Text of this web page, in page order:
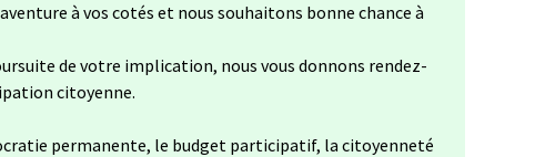
à vos cotés et nous souhaitons bonne chance à
de votre implication, nous vous donnons rendez-
citoyenne.
permanente, le budget participatif, la citoyenneté